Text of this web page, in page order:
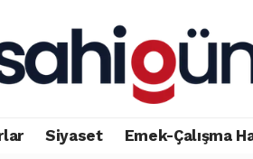
Siyaset Emek-Çalışma